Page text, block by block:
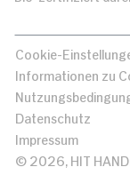
Cookie-
Informationen zu
Datenschutz
Impressum
© 2026, HIT